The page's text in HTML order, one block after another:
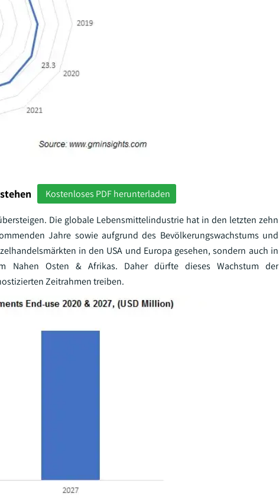
Kostenloses PDF herunterladen
Die globale Lebensmittelindustrie hat in den letzten zehn
Jahre sowie aufgrund des Bevölkerungswachstums und
in den USA und Europa gesehen, sondern auch in
Nahen Osten & Afrikas. Daher dürfte dieses Wachstum der
Zeitrahmen treiben.